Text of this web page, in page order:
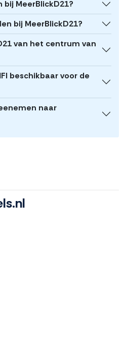
MeerBlickD21?
bij MeerBlickD21?
van het centrum van
beschikbaar voor de
naar